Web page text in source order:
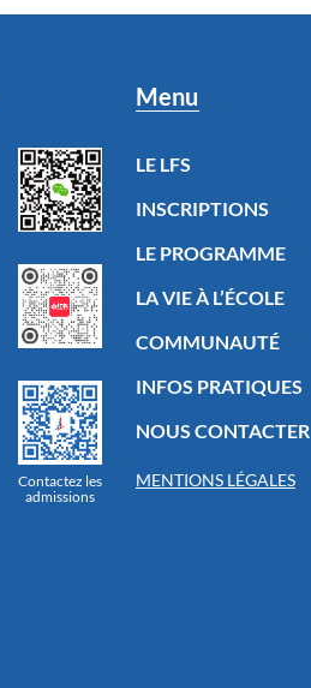
Contactez les
admissions
Menu
LE LFS
INSCRIPTIONS
LE PROGRAMME
LA VIE À L’ÉCOLE
COMMUNAUTÉ
INFOS PRATIQUES
NOUS CONTACTER
MENTIONS LÉGALES